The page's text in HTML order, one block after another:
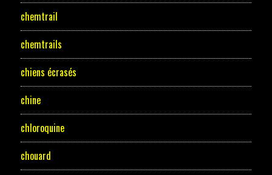
chemtrail
chemtrails
chiens écrasés
chine
chloroquine
chouard